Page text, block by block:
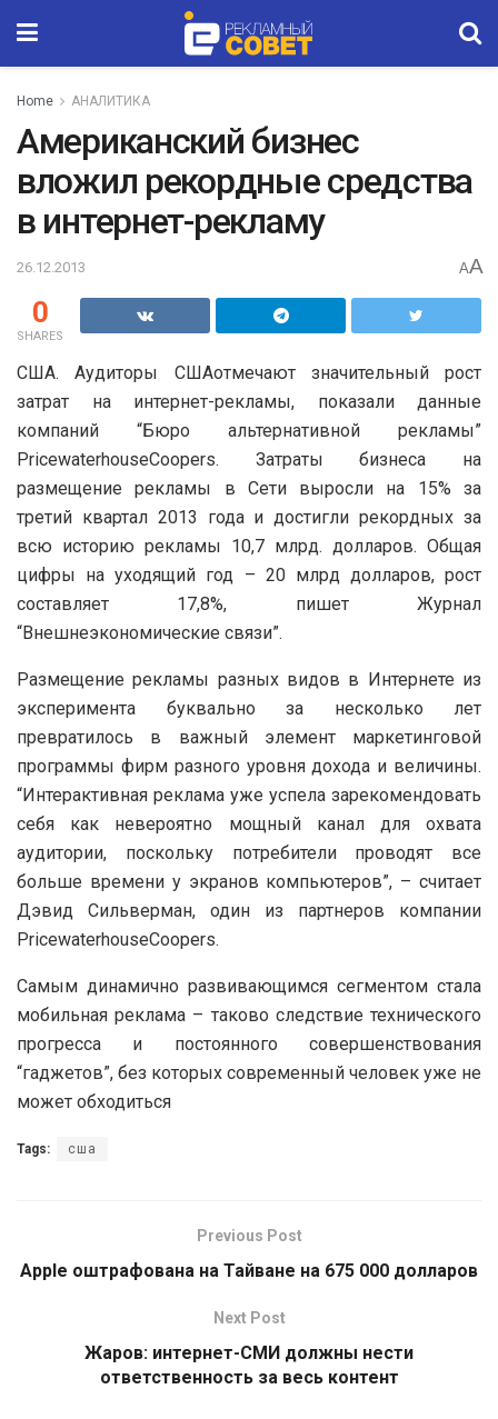
Home АНАЛИТИКА
Американский бизнес
вложил рекордные средства
в интернет-рекламу
26.12.2013 AA
0
SHARES
США. Аудиторы СШАотмечают значительный рост
затрат на интернет-рекламы, показали данные
компаний “Бюро альтернативной рекламы”
PricewaterhouseCoopers. Затраты бизнеса на
размещение рекламы в Сети выросли на 15% за
третий квартал 2013 года и достигли рекордных за
всю историю рекламы 10,7 млрд. долларов. Общая
цифры на уходящий год – 20 млрд долларов, рост
составляет 17,8%, пишет Журнал
“Внешнеэкономические связи”.
Размещение рекламы разных видов в Интернете из
эксперимента буквально за несколько лет
превратилось в важный элемент маркетинговой
программы фирм разного уровня дохода и величины.
“Интерактивная реклама уже успела зарекомендовать
себя как невероятно мощный канал для охвата
аудитории, поскольку потребители проводят все
больше времени у экранов компьютеров”, – считает
Дэвид Сильверман, один из партнеров компании
PricewaterhouseCoopers.
Самым динамично развивающимся сегментом стала
мобильная реклама – таково следствие технического
прогресса и постоянного совершенствования
“гаджетов”, без которых современный человек уже не
может обходиться
Tags: сша
Previous Post
Apple оштрафована на Тайване на 675 000 долларов
Next Post
Жаров: интернет-СМИ должны нести
ответственность за весь контент